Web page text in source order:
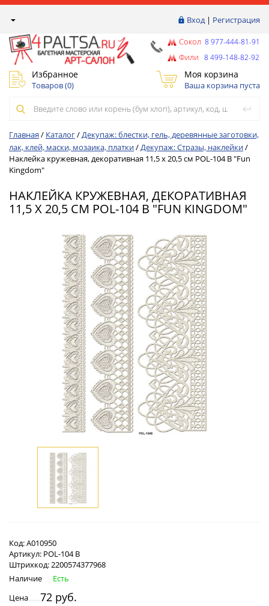
Вход| Регистрация
Сокол 8 977-444-81-91
Фили 8 499-148-82-92
Избранное
Товаров (0)
Моя корзина
Ваша корзина пуста
Главная / Каталог/Декупаж: блестки, гель, деревянные заготовки,
лак, клей, маски, мозаика, платки/Декупаж: Стразы, наклейки/
Наклейка кружевная, декоративная 11,5 х 20,5 см POL-104 B "Fun
Kingdom"
НАКЛЕЙКА КРУЖЕВНАЯ, ДЕКОРАТИВНАЯ
11,5 Х 20,5 СМ POL-104 B "FUN KINGDOM"
Код:А010950
Артикул: POL-104 B
Штрихкод: 2200574377968
Наличие
Есть
Цена
72 руб.